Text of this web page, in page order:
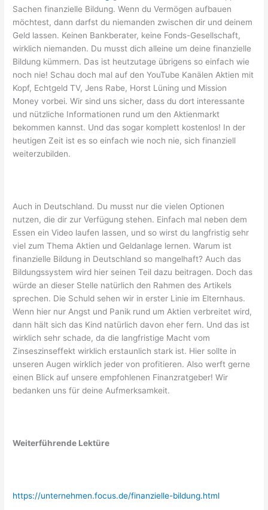
Sachen finanzielle Bildung. Wenn du Vermögen aufbauen
möchtest, dann darfst du niemanden zwischen dir und deinem
Geld lassen. Keinen Bankberater, keine Fonds-Gesellschaft,
wirklich niemanden. Du musst dich alleine um deine finanzielle
Bildung kümmern. Das ist heutzutage übrigens so einfach wie
noch nie! Schau doch mal auf den YouTube Kanälen Aktien mit
Kopf, Echtgeld TV, Jens Rabe, Horst Lüning und Mission
Money vorbei. Wir sind uns sicher, dass du dort interessante
und nützliche Informationen rund um den Aktienmarkt
bekommen kannst. Und das sogar komplett kostenlos! In der
heutigen Zeit ist es so einfach wie noch nie, sich finanziell
weiterzubilden.
Auch in Deutschland. Du musst nur die vielen Optionen
nutzen, die dir zur Verfügung stehen. Einfach mal neben dem
Essen ein Video laufen lassen, und so wirst du langfristig sehr
viel zum Thema Aktien und Geldanlage lernen. Warum ist
finanzielle Bildung in Deutschland so mangelhaft? Auch das
Bildungssystem wird hier seinen Teil dazu beitragen. Doch das
würde an dieser Stelle natürlich den Rahmen des Artikels
sprechen. Die Schuld sehen wir in erster Linie im Elternhaus.
Wenn hier nur Angst und Panik rund um Aktien verbreitet wird,
dann hält sich das Kind natürlich davon eher fern. Und das ist
wirklich sehr schade, da die langfristige Macht vom
Zinseszinseffekt wirklich erstaunlich stark ist. Hier sollte in
unseren Augen wirklich jeder von profitieren. Also werft gerne
einen Blick auf unsere empfohlenen Finanzratgeber! Wir
bedanken uns für deine Aufmerksamkeit.
Weiterführende Lektüre
https://unternehmen.focus.de/finanzielle-bildung.html